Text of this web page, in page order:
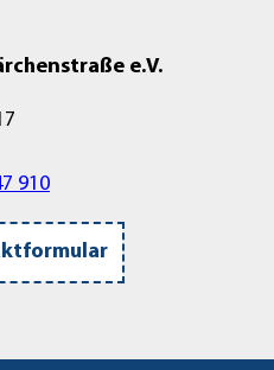
e.V.
910